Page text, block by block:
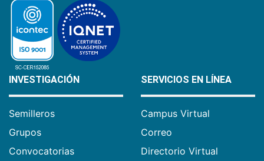
INVESTIGACIÓN
Semilleros
Grupos
Convocatorias
SERVICIOS EN LÍNEA
Campus Virtual
Correo
Directorio Virtual